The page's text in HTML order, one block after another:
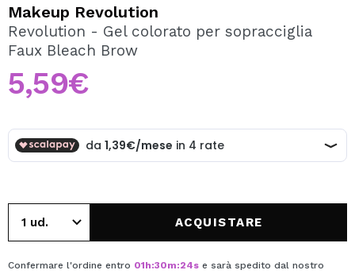
Creando un account su Maquibeauty.it potrai fare i tuoi
acquisti velocemente, controllare lo stato dei tuoi ordini e
Makeup Revolution
Revolution - Gel colorato per sopracciglia
Faux Bleach Brow
5,59€
ACQUISTARE
Confermare l'ordine entro 01h:30m:23se sarà spedito dal nostro